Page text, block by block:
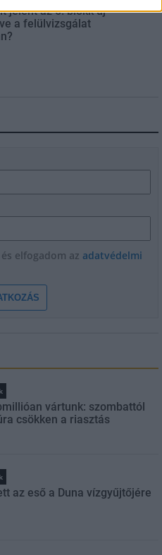
jelent az 5. blokk új
a felülvizsgálat
elfogadom az adatvédelmi
vártunk: szombattól
csökken a riasztás
az eső a Duna vízgyűjtőjére